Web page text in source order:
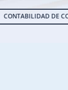
CONTABILIDAD DE